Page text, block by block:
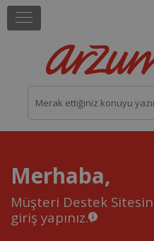
Merhaba,
Müşteri Destek
giriş yapınız.